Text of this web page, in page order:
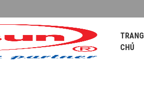
TRANG
CHỦ